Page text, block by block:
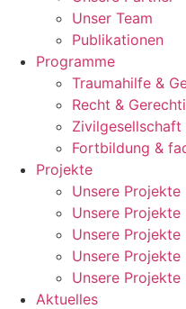
Unser Team
Publikationen
Programme
Traumahilfe &
Recht &
Fortbildung &
Projekte
Unsere Projekte
Unsere
Unsere
Unsere
Unsere
Aktuelles